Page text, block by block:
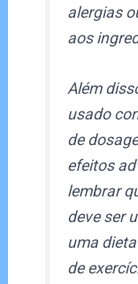
alergias
aos
Além
usado
de
efeitos
lembrar
deve ser
uma
de